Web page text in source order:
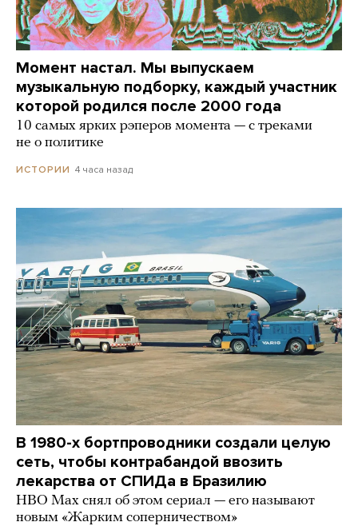
Момент настал. Мы выпускаем
музыкальную подборку, каждый участник
которой родился после 2000 года
10 самых ярких рэперов момента — с треками
не о политике
ИСТОРИИ 4 часа назад
В 1980-х бортпроводники создали целую
сеть, чтобы контрабандой ввозить
лекарства от СПИДа в Бразилию
HBO Max снял об этом сериал — его называют
новым «Жарким соперничеством»